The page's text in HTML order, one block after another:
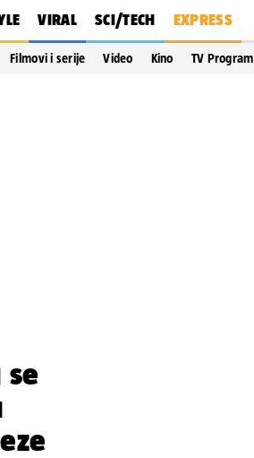
VIRAL SCI/TECH EXPRESS
Filmovi i serije Video Kino TV Program
se